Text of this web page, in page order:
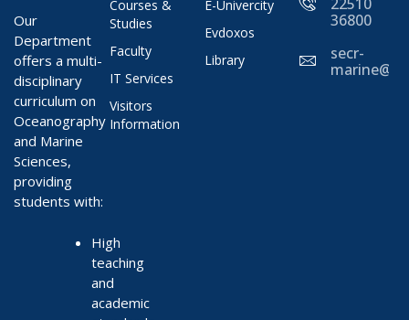
Our
Department
offers a multi-
disciplinary
curriculum on
Oceanography
and Marine
Sciences,
providing
students with:
High
teaching
and
academic
Courses &
Studies
Faculty
IT Services
Visitors
Information
E-Univercity
Evdoxos
Library
36800
secr-